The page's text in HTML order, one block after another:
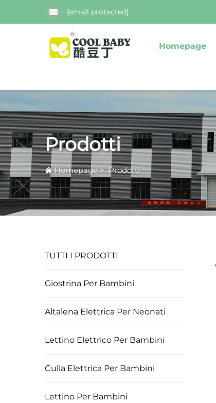
[email protected]
Homepage
Prodotti
Homepage>Prodotti
TUTTI I PRODOTTI
Giostrina Per Bambini
Altalena Elettrica Per Neonati
Lettino Elettrico Per Bambini
Culla Elettrica Per Bambini
Lettino Per Bambini